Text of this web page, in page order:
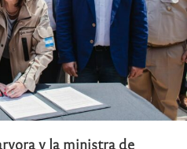
y la ministra de